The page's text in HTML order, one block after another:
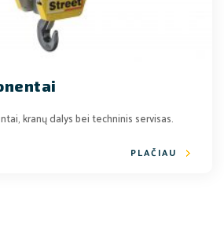
kranų dalys bei techninis servisas.
PLAČIAU